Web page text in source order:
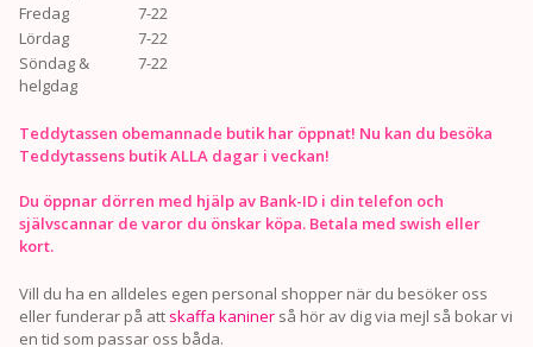
Fredag
7-22
Lördag
7-22
Söndag &
helgdag
7-22
Teddytassen obemannade butik har öppnat! Nu kan du besöka
Teddytassens butik ALLA dagar i veckan!
Du öppnar dörren med hjälp av Bank-ID i din telefon och
självscannar de varor du önskar köpa. Betala med swish eller
kort.
Vill du ha en alldeles egen personal shopper när du besöker oss
eller funderar på att skaffa kaniner så hör av dig via mejl så bokar vi
en tid som passar oss båda.